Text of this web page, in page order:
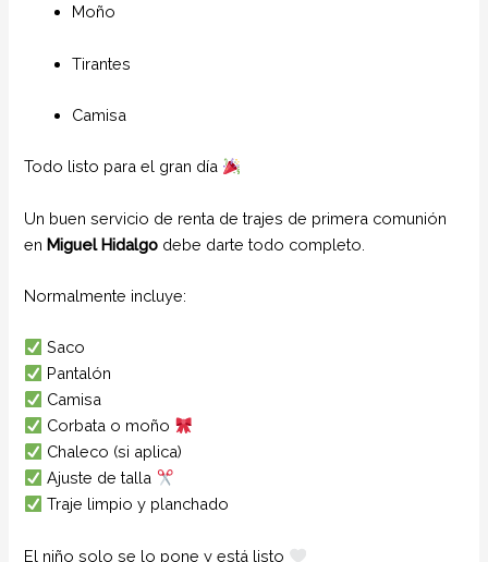
Moño
Tirantes
Camisa
Todo listo para el gran día
Un buen servicio de renta de trajes de primera comunión
enMiguel Hidalgo debe darte todo completo.
Normalmente incluye:
Saco
Pantalón
Camisa
Corbata o moño
Chaleco (si aplica)
Ajuste de talla
Traje limpio y planchado
El niño solo se lo pone y está listo